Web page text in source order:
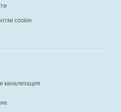
cookie
канализация